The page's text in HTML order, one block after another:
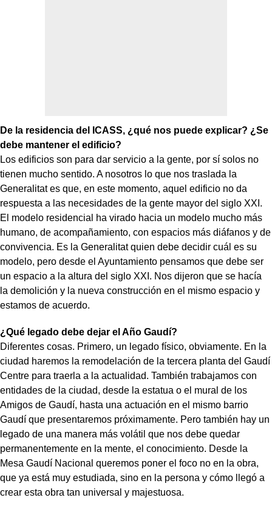
De la residencia del ICASS, ¿qué nos puede explicar? ¿Se
debe mantener el edificio?
Los edificios son para dar servicio a la gente, por sí solos no
tienen mucho sentido. A nosotros lo que nos traslada la
Generalitat es que, en este momento, aquel edificio no da
respuesta a las necesidades de la gente mayor del siglo XXI.
El modelo residencial ha virado hacia un modelo mucho más
humano, de acompañamiento, con espacios más diáfanos y de
convivencia. Es la Generalitat quien debe decidir cuál es su
modelo, pero desde el Ayuntamiento pensamos que debe ser
un espacio a la altura del siglo XXI. Nos dijeron que se hacía
la demolición y la nueva construcción en el mismo espacio y
estamos de acuerdo.
¿Qué legado debe dejar el Año Gaudí?
Diferentes cosas. Primero, un legado físico, obviamente. En la
ciudad haremos la remodelación de la tercera planta del Gaudí
Centre para traerla a la actualidad. También trabajamos con
entidades de la ciudad, desde la estatua o el mural de los
Amigos de Gaudí, hasta una actuación en el mismo barrio
Gaudí que presentaremos próximamente. Pero también hay un
legado de una manera más volátil que nos debe quedar
permanentemente en la mente, el conocimiento. Desde la
Mesa Gaudí Nacional queremos poner el foco no en la obra,
que ya está muy estudiada, sino en la persona y cómo llegó a
crear esta obra tan universal y majestuosa.